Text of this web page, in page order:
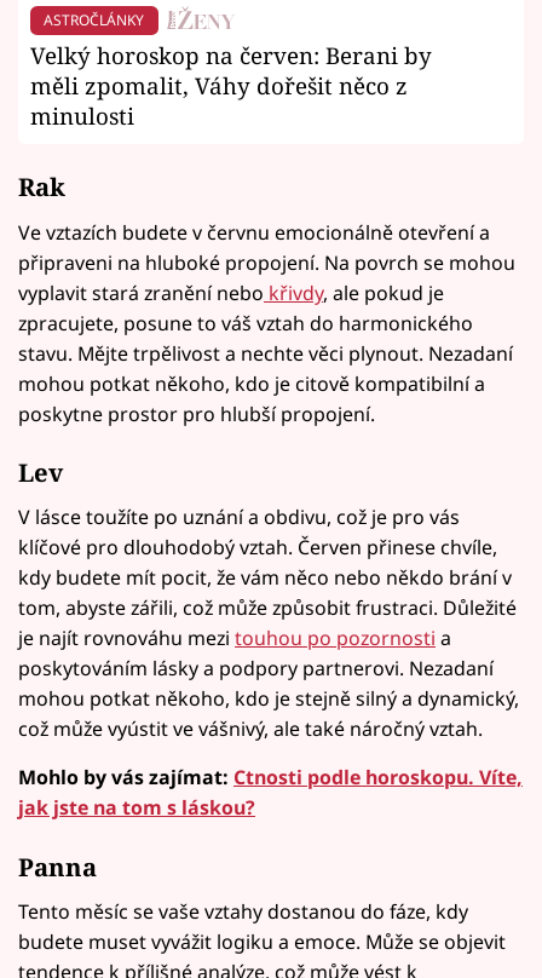
ASTROČLÁNKY
Velký horoskop na červen: Berani by
měli zpomalit, Váhy dořešit něco z
minulosti
Rak
Ve vztazích budete v červnu emocionálně otevření a
připraveni na hluboké propojení. Na povrch se mohou
vyplavit stará zranění nebo křivdy, ale pokud je
zpracujete, posune to váš vztah do harmonického
stavu. Mějte trpělivost a nechte věci plynout. Nezadaní
mohou potkat někoho, kdo je citově kompatibilní a
poskytne prostor pro hlubší propojení.
Lev
V lásce toužíte po uznání a obdivu, což je pro vás
klíčové pro dlouhodobý vztah. Červen přinese chvíle,
kdy budete mít pocit, že vám něco nebo někdo brání v
tom, abyste zářili, což může způsobit frustraci. Důležité
je najít rovnováhu mezi touhou po pozornosti a
poskytováním lásky a podpory partnerovi. Nezadaní
mohou potkat někoho, kdo je stejně silný a dynamický,
což může vyústit ve vášnivý, ale také náročný vztah.
Mohlo by vás zajímat: Ctnosti podle horoskopu. Víte,
jak jste na tom s láskou?
Panna
Tento měsíc se vaše vztahy dostanou do fáze, kdy
budete muset vyvážit logiku a emoce. Může se objevit
tendence k přílišné analýze, což může vést k